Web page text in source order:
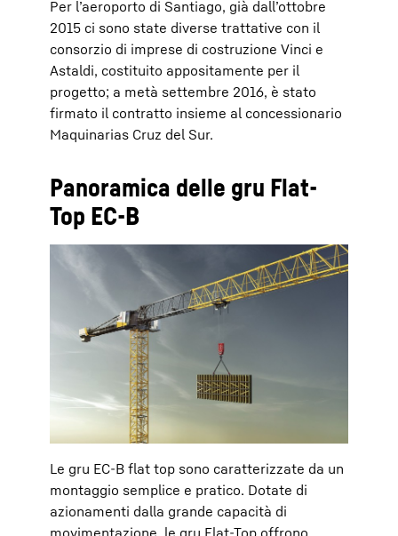
Per l’aeroporto di Santiago, già dall’ottobre
2015 ci sono state diverse trattative con il
consorzio di imprese di costruzione Vinci e
Astaldi, costituito appositamente per il
progetto; a metà settembre 2016, è stato
firmato il contratto insieme al concessionario
Maquinarias Cruz del Sur.
Panoramica delle gru Flat-
Top EC-B
Le gru EC-B flat top sono caratterizzate da un
montaggio semplice e pratico. Dotate di
azionamenti dalla grande capacità di
movimentazione, le gru Flat-Top offrono